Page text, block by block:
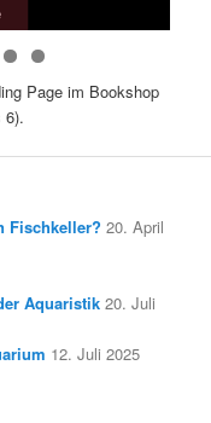
Page im Bookshop
6).
Fischkeller? 20. April
Aquaristik 20. Juli
12. Juli 2025